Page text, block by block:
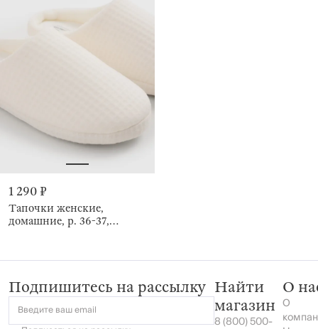
1 290 ₽
Тапочки женские,
домашние, р. 36-37,
Подпишитесь на рассылку
Введите ваш email
Найти
магазин
8 (800) 500-
О
О